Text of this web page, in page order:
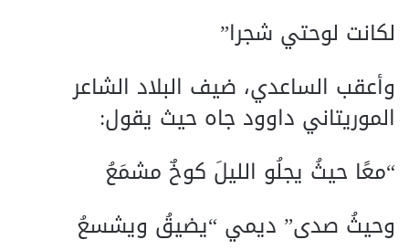
لكانت لوحتي شجرا”
وأعقب الساعدي، ضيف البلاد الشاعر
الموريتاني داوود جاه حيث يقول:
“معًا حيثُ يجلُو الليلَ كوخٌ مشمَعُ
وحيثُ صدى” ديمي “يضيقُ ويشسعُ